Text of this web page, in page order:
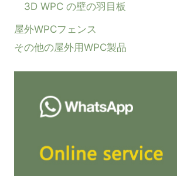
3D WPC の壁の羽目板
屋外WPCフェンス
その他の屋外用WPC製品